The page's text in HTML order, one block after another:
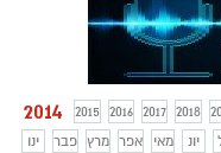
2014 2015 2016 2017 2018
ינו
פבר מרץ אפר מאי יונ